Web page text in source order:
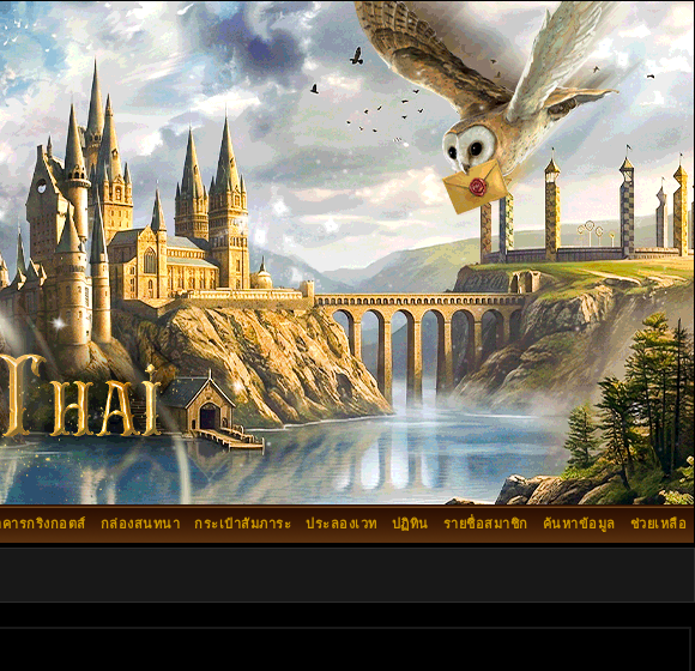
ช่วยเหลือ
ค้นหาข้อมูล
รายชื่อสมาชิก
ปฏิทิน
ประลองเวท
กระเป๋าสัมภาระ
กล่องสนทนา
ารกริงกอตส์